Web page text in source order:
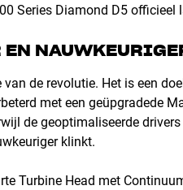
Series Diamond D5
de revolutie. Het is een
met een geüpgradede
de geoptimaliseerde
klinkt.
Turbine Head met